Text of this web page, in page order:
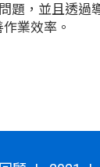
題，並且透過
業效率。